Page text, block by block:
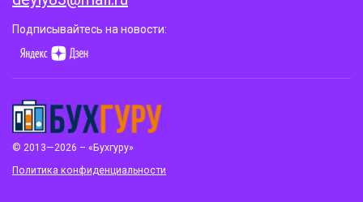
© 2013—2026 – «Бухгуру»
Политика конфиденциальности
Подписывайтесь на новости: